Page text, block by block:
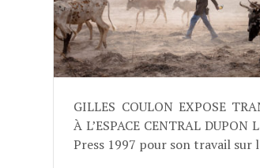
GILLES COULON EXPOSE
À L’ESPACE CENTRAL
Press 1997 pour son travail sur